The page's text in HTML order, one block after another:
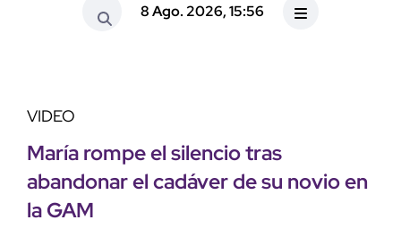
8 Ago. 2026, 15:56
VIDEO
María rompe el silencio tras
abandonar el cadáver de su novio en
la GAM